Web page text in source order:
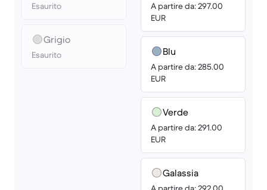
Esaurito
Grigio
Esaurito
A partire da: 297.00
EUR
Blu
A partire da: 285.00
EUR
Verde
A partire da: 291.00
EUR
Galassia